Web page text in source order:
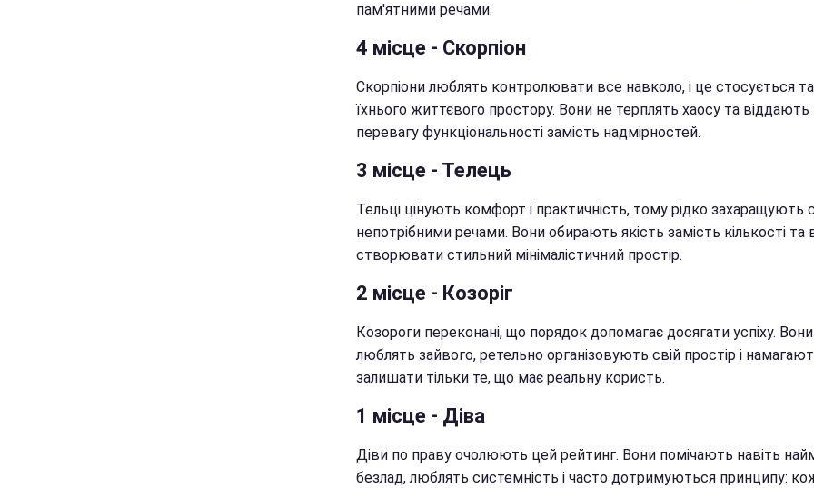
пам'ятними речами.
4 місце - Скорпіон
Скорпіони люблять контролювати все навколо, і це стосується
їхнього життєвого простору. Вони не терплять хаосу та віддають
перевагу функціональності замість надмірностей.
3 місце - Телець
Тельці цінують комфорт і практичність, тому рідко захаращують
непотрібними речами. Вони обирають якість замість кількості та
створювати стильний мінімалістичний простір.
2 місце - Козоріг
Козороги переконані, що порядок допомагає досягати успіху.
люблять зайвого, ретельно організовують свій простір і
залишати тільки те, що має реальну користь.
1 місце - Діва
Діви по праву очолюють цей рейтинг. Вони помічають навіть
безлад, люблять системність і часто дотримуються принципу: